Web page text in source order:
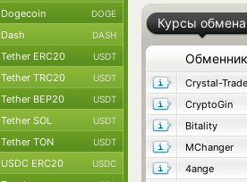
Курсы обмена
Обменник
Crystal-Trade
CryptoGin
Bitality
MChanger
4ange
Dogecoin DOGE
Dash DASH
Tether ERC20 USDT
Tether TRC20 USDT
Tether BEP20 USDT
Tether SOL USDT
Tether TON USDT
USDC ERC20 USDC